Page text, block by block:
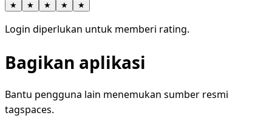
★ ★ ★ ★ ★
Login diperlukan untuk memberi rating.
Bagikan aplikasi
Bantu pengguna lain menemukan sumber resmi
tagspaces.